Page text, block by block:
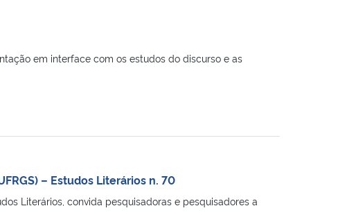
em interface com os estudos do discurso e as
– Estudos Literários n. 70
Literários, convida pesquisadoras e pesquisadores a